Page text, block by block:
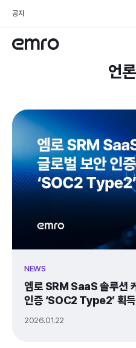
공지
언
엠로 SRM SaaS 솔루션
인증 ‘SOC2 Type2’ 획득
2026.01.22